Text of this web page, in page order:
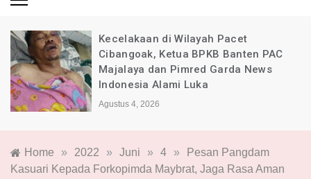
Kecelakaan di Wilayah Pacet
Cibangoak, Ketua BPKB Banten PAC
Majalaya dan Pimred Garda News
Indonesia Alami Luka
Agustus 4, 2026
Home » 2022 » Juni » 4 »
Pesan Pangdam
Kasuari Kepada Forkopimda Maybrat, Jaga Rasa Aman